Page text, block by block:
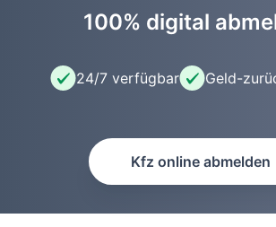
100% digital
24/7 verfügbar Geld-
Kfz online abmelden